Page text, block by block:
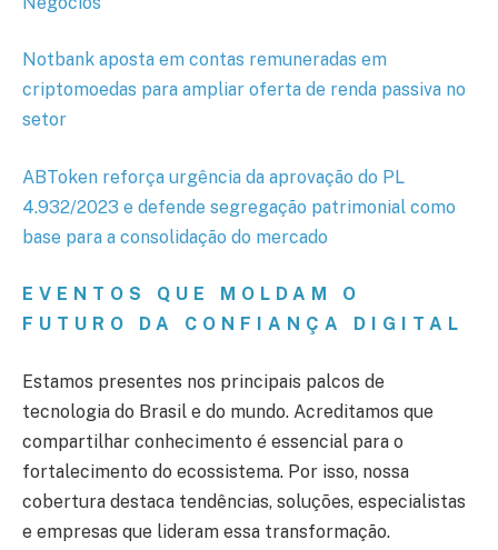
Notbank aposta em contas remuneradas em
criptomoedas para ampliar oferta de renda passiva no
setor
ABToken reforça urgência da aprovação do PL
4.932/2023 e defende segregação patrimonial como
base para a consolidação do mercado
EVENTOS QUE MOLDAM O
FUTURO DA CONFIANÇA DIGITAL
Estamos presentes nos principais palcos de
tecnologia do Brasil e do mundo. Acreditamos que
compartilhar conhecimento é essencial para o
fortalecimento do ecossistema. Por isso, nossa
cobertura destaca tendências, soluções, especialistas
e empresas que lideram essa transformação.